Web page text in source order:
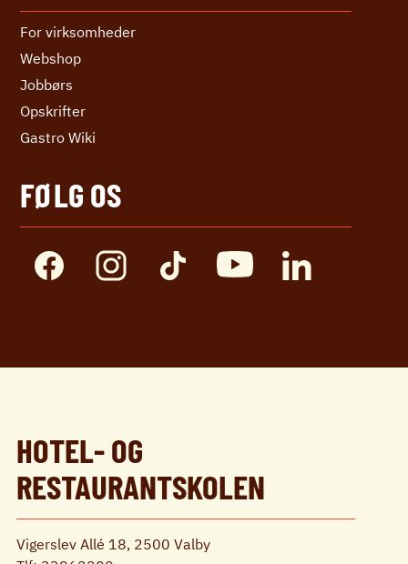
For virksomheder
Webshop
Jobbørs
Opskrifter
Gastro Wiki
FØLG OS
HOTEL- OG
RESTAURANTSKOLEN
Vigerslev Allé 18, 2500 Valby